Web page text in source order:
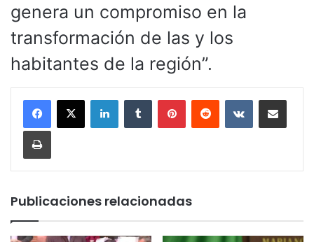
genera un compromiso en la
transformación de las y los
habitantes de la región”.
LinkedInTumblr PinterestReddit VKontakteCompartir por
Imprimir
Publicaciones relacionadas